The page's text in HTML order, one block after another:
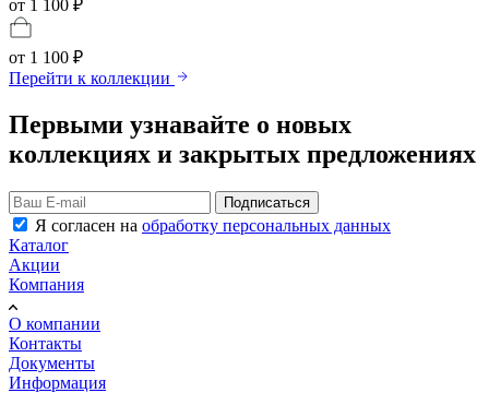
от 1 100 ₽
от 1 100 ₽
Перейти к коллекции
Первыми узнавайте о новых
коллекциях и закрытых предложениях
Подписаться
Я согласен на обработку персональных данных
Каталог
Акции
Компания
О компании
Контакты
Документы
Информация